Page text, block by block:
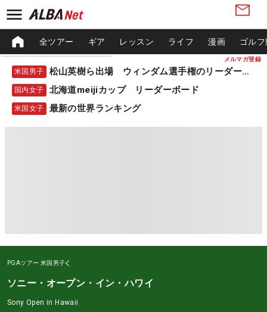
メルマガ登録
全ツアー ギア レッスン ライフ 漫画 ゴル
米国男子 松山英樹ら出場 ウィンダム選手権のリーダーボード
国内女子 北海道meijiカップ リーダーボード
米国女子 最新の世界ランキング
PGAツアー 米国男子
ソニー・オープン・イン・ハワイ
Sony Open in Hawaii